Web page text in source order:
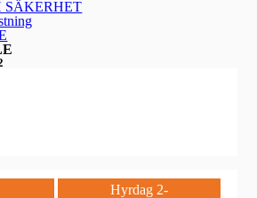
SÄKERHET
Hyrdag 2-